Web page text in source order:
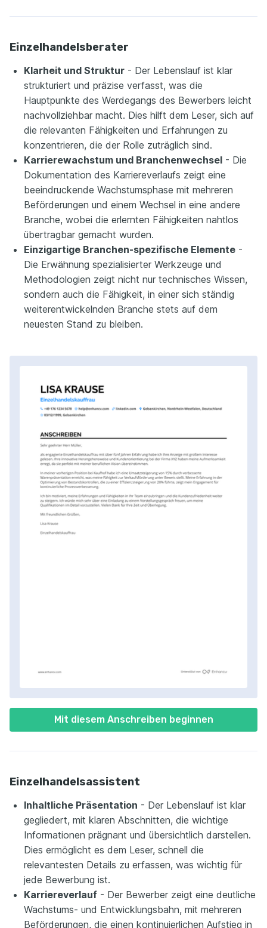
Mit diesem Anschreiben beginnen
Einzelhandelsberater
Klarheit und Struktur - Der Lebenslauf ist klar
strukturiert und präzise verfasst, was die
Hauptpunkte des Werdegangs des Bewerbers leicht
nachvollziehbar macht. Dies hilft dem Leser, sich auf
die relevanten Fähigkeiten und Erfahrungen zu
konzentrieren, die der Rolle zuträglich sind.
Karrierewachstum und Branchenwechsel - Die
Dokumentation des Karriereverlaufs zeigt eine
beeindruckende Wachstumsphase mit mehreren
Beförderungen und einem Wechsel in eine andere
Branche, wobei die erlernten Fähigkeiten nahtlos
übertragbar gemacht wurden.
Einzigartige Branchen-spezifische Elemente -
Die Erwähnung spezialisierter Werkzeuge und
Methodologien zeigt nicht nur technisches Wissen,
sondern auch die Fähigkeit, in einer sich ständig
weiterentwickelnden Branche stets auf dem
neuesten Stand zu bleiben.
Einzelhandelsassistent
Inhaltliche Präsentation - Der Lebenslauf ist klar
gegliedert, mit klaren Abschnitten, die wichtige
Informationen prägnant und übersichtlich darstellen.
Dies ermöglicht es dem Leser, schnell die
relevantesten Details zu erfassen, was wichtig für
jede Bewerbung ist.
Karriereverlauf - Der Bewerber zeigt eine deutliche
Wachstums- und Entwicklungsbahn, mit mehreren
Beförderungen, die einen kontinuierlichen Aufstieg in